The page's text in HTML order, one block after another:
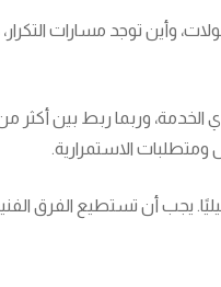
وأين توجد مسارات
الخدمة، وربما ربط بين
الاستمرارية.
يجب أن تستطيع الفرق